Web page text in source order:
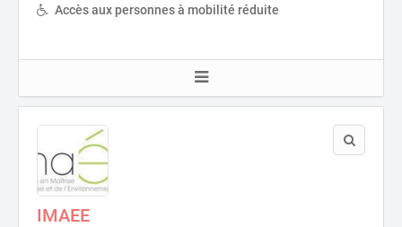
Accès aux personnes à mobilité réduite
IMAEE